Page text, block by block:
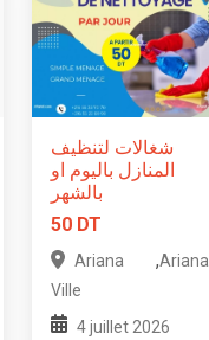
شغالات لتنظيف
المنازل باليوم او
بالشهر
50 DT
Ariana
Ville
,Ariana
4 juillet 2026